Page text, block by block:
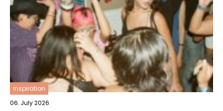
inspiration
06. July 2026